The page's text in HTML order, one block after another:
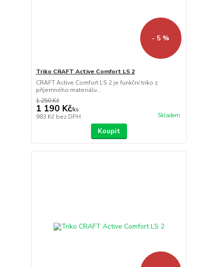
- 5 %
Triko CRAFT Active Comfort LS 2
CRAFT Active Comfort LS 2 je funkční triko z
příjemného materiálu...
1 250 Kč
1 190 Kč/ks
983 Kč bez DPH Skladem
Koupit